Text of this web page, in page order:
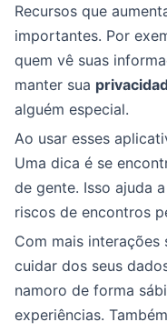
Recursos que
importantes. Por
quem vê suas
manter sua
alguém especial.
Ao usar esses
Uma dica é se
de gente. Isso ajuda
riscos de encontros
Com mais interações
cuidar dos seus
namoro de forma
experiências.